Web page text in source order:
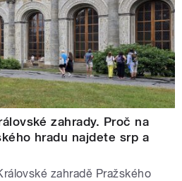
zahrady. Proč na
hradu najdete srp a
zahradě Pražského